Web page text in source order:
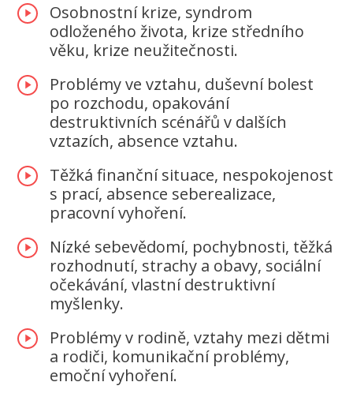
Osobnostní krize, syndrom
odloženého života, krize středního
věku, krize neužitečnosti.
Problémy ve vztahu, duševní bolest
po rozchodu, opakování
destruktivních scénářů v dalších
vztazích, absence vztahu.
Těžká finanční situace, nespokojenost
s prací, absence seberealizace,
pracovní vyhoření.
Nízké sebevědomí, pochybnosti, těžká
rozhodnutí, strachy a obavy, sociální
očekávání, vlastní destruktivní
myšlenky.
Problémy v rodině, vztahy mezi dětmi
a rodiči, komunikační problémy,
emoční vyhoření.